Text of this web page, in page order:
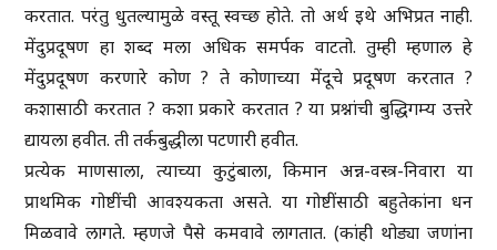
करतात. परंतु धुतल्यामुळे वस्तू स्वच्छ होते. तो अर्थ इथे अभिप्रत नाही.
मेंदुप्रदूषण हा शब्द मला अधिक समर्पक वाटतो. तुम्ही म्हणाल हे
मेंदुप्रदूषण करणारे कोण ? ते कोणाच्या मेंदूचे प्रदूषण करतात ?
कशासाठी करतात ? कशा प्रकारे करतात ? या प्रश्नांची बुद्धिगम्य उत्तरे
द्यायला हवीत. ती तर्कबुद्धीला पटणारी हवीत.
प्रत्येक माणसाला, त्याच्या कुटुंबाला, किमान अन्न-वस्त्र-निवारा या
प्राथमिक गोष्टींची आवश्यकता असते. या गोष्टींसाठी बहुतेकांना धन
मिळवावे लागते. म्हणजे पैसे कमवावे लागतात. (कांही थोड्या जणांना